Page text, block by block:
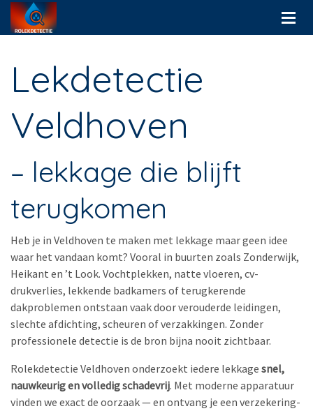
Lekdetectie
Veldhoven
– lekkage die blijft
terugkomen
Heb je in Veldhoven te maken met lekkage maar geen idee
waar het vandaan komt? Vooral in buurten zoals Zonderwijk,
Heikant en ’t Look. Vochtplekken, natte vloeren, cv-
drukverlies, lekkende badkamers of terugkerende
dakproblemen ontstaan vaak door verouderde leidingen,
slechte afdichting, scheuren of verzakkingen. Zonder
professionele detectie is de bron bijna nooit zichtbaar.
Rolekdetectie Veldhoven onderzoekt iedere lekkage snel,
nauwkeurig en volledig schadevrij. Met moderne apparatuur
vinden we exact de oorzaak — en ontvang je een verzekering-